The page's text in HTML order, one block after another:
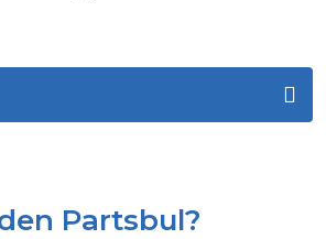
Partsbul?